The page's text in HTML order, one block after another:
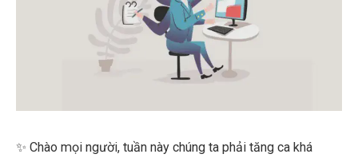
✨ Chào mọi người, tuần này chúng ta phải tăng ca khá